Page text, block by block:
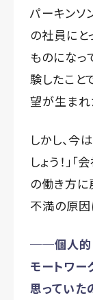
パーキンソ
の社員にと
ものになっ
験したこと
望が生まれ
しかし、今
しょう！」
の働き方に
不満の原因
──個人的
モートワー
思っていた